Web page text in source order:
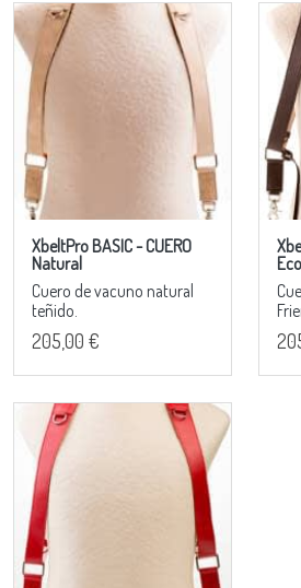
XbeltPro BASIC - CUERO
Natural
Cuero de vacuno natural
teñido.
205,00 €